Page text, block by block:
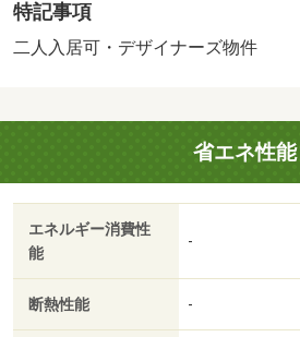
輪場：有
特記事項
二人入居可・デザイナーズ物件
省エネ性能
エネルギー消費性
能
-
断熱性能 -